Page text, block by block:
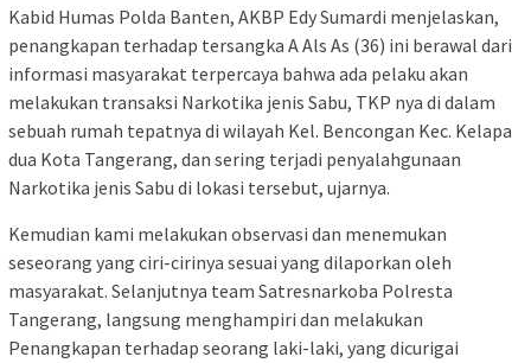
Kabid Humas Polda Banten, AKBP Edy Sumardi menjelaskan,
penangkapan terhadap tersangka A Als As (36) ini berawal dari
informasi masyarakat terpercaya bahwa ada pelaku akan
melakukan transaksi Narkotika jenis Sabu, TKP nya di dalam
sebuah rumah tepatnya di wilayah Kel. Bencongan Kec. Kelapa
dua Kota Tangerang, dan sering terjadi penyalahgunaan
Narkotika jenis Sabu di lokasi tersebut, ujarnya.
Kemudian kami melakukan observasi dan menemukan
seseorang yang ciri-cirinya sesuai yang dilaporkan oleh
masyarakat. Selanjutnya team Satresnarkoba Polresta
Tangerang, langsung menghampiri dan melakukan
Penangkapan terhadap seorang laki-laki, yang dicurigai